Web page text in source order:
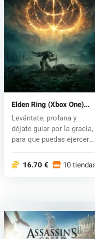
Elden Ring (Xbox One)
key
Levántate, profana y
déjate guiar por la gracia,
para que puedas ejercer
16.70 € 10 tiendas